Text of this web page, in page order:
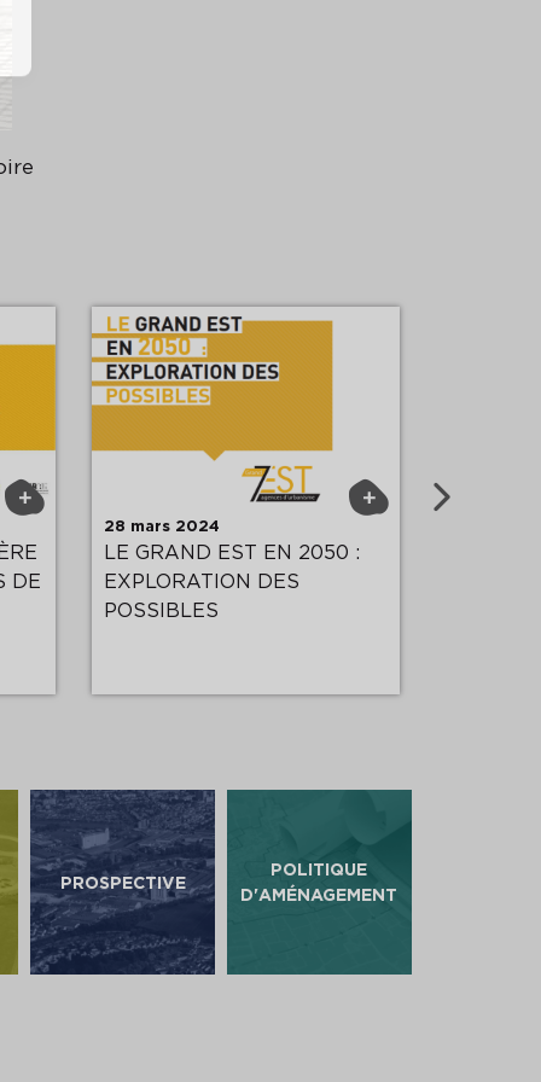
+
DE
+
28 mars 2024
LE GRAND EST EN 2050 :
EXPLORATION DES
POSSIBLES
PROSPECTIVE
POLITIQUE
D'AMÉNAGEMENT